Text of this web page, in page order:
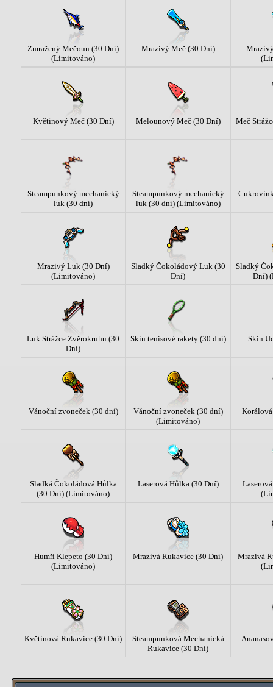
Zmražený Mečoun (30 Dní)
(Limitováno)
Mrazivý Meč (30 Dní)
Květinový Meč (30 Dní) Melounový Meč (30 Dní) Meč
Steampunkový mechanický
luk (30 dní)
Steampunkový mechanický
luk (30 dní) (Limitováno)
Mrazivý Luk (30 Dní)
(Limitováno)
Sladký Čokoládový Luk (30
Dní)
Sladký
Dní)
Luk Strážce Zvěrokruhu (30
Dní)
Skin tenisové rakety (30 dní) Skin
Vánoční zvoneček (30 dní)
Vánoční zvoneček (30 dní)
(Limitováno)
Sladká Čokoládová Hůlka
(30 Dní) (Limitováno)
Laserová Hůlka (30 Dní)
Humří Klepeto (30 Dní)
(Limitováno)
Mrazivá Rukavice (30 Dní)
Mrazivá
Květinová Rukavice (30 Dní)
Steampunková Mechanická
Rukavice (30 Dní)